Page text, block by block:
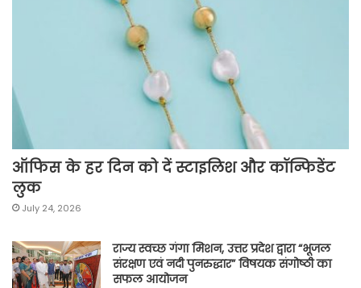
ऑफिस के हर दिन को दें स्टाइलिश और कॉन्फिडेंट
लुक
July 24, 2026
राज्य स्वच्छ गंगा मिशन, उत्तर प्रदेश द्वारा “भूजल
संरक्षण एवं नदी पुनरुद्धार” विषयक संगोष्ठी का
सफल आयोजन